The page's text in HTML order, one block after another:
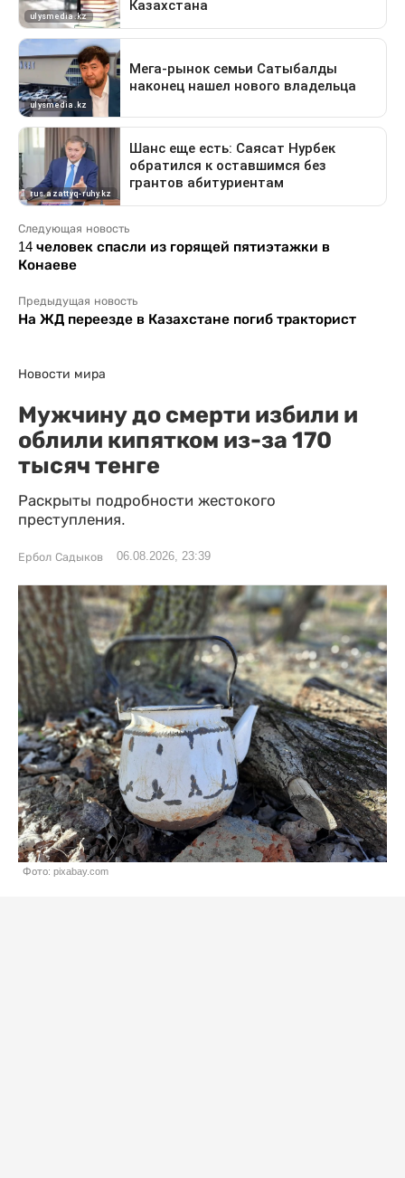
Следующая новость
14 человек спасли из горящей пятиэтажки в
Конаеве
Предыдущая новость
На ЖД переезде в Казахстане погиб тракторист
Новости мира
Мужчину до смерти избили и
облили кипятком из-за 170
тысяч тенге
Раскрыты подробности жестокого
преступления.
Ербол Садыков 06.08.2026, 23:39
Фото: pixabay.com